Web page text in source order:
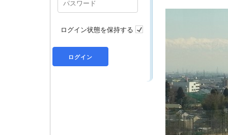
ログイン状態を保持する